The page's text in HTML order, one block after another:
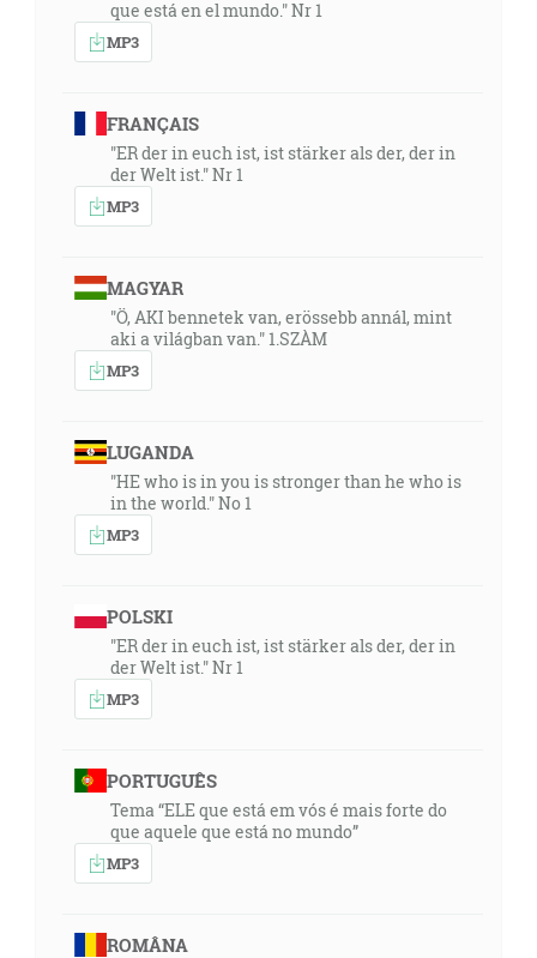
que está en el mundo." Nr 1
MP3
FRANÇAIS
"ER der in euch ist, ist stärker als der, der in
der Welt ist." Nr 1
MP3
MAGYAR
"Ö, AKI bennetek van, erössebb annál, mint
aki a világban van." 1.SZÀM
MP3
LUGANDA
"HE who is in you is stronger than he who is
in the world." No 1
MP3
POLSKI
"ER der in euch ist, ist stärker als der, der in
der Welt ist." Nr 1
MP3
PORTUGUÊS
Tema “ELE que está em vós é mais forte do
que aquele que está no mundo”
MP3
ROMÂNA